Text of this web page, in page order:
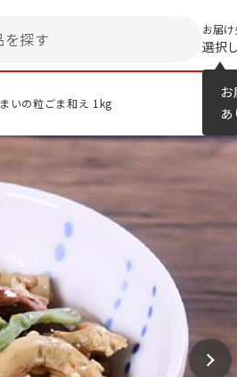
を探す お届
選択
いの粒ごま和え 1kg